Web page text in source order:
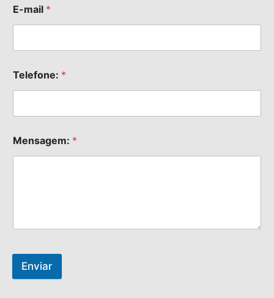
E-mail *
Telefone: *
Mensagem: *
Enviar